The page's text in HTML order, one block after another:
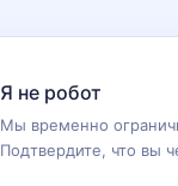
Я не робот
Мы временно
Подтвердите, что вы